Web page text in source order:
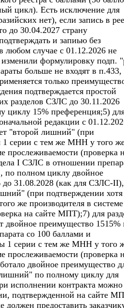
цикл). Есть исключение для
нет), если запись в
до 30.04.2027 страну
и запиью без
случае с 01.12.2026 не
изменили формулировку подп.
больше не входят в п.433,
только
подтверждается простой
разделов СЗЛС до 30.11.2026
циклу 15% преференция;5)
редакции с
"второй лишний" (при
1 серии с тем же МНН у того
прослеживаемости (проверка
I СЗЛС в отношении
по полном циклу двойное
31.08.2028 (как для СЗЛС-
(при подтверждении
же производителя в системе
на сайте МПТ);7) для
двойное преимущество 1515%
со 100 баллами и
1 серии с тем же МНН у того
прослеживаемости (проверка
двойное преимущество
по полному циклу для
исполнении контракта можно
подтвержденной на сайте
предоставить